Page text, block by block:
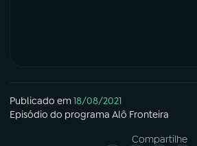
Publicado em18/08/2021
Episódio do programa Alô Fronteira
Compartilhe